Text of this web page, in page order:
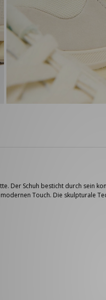
Der Schuh besticht durch
Touch. Die